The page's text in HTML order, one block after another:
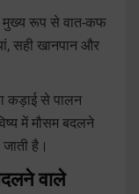
मुख्य रूप से वात-कफ
सही खानपान और
कड़ाई से पालन
में मौसम बदलने
है।
वाले